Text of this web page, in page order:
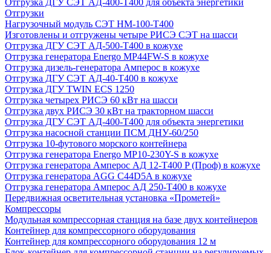
Отгрузка ДГУ СЭТ АД-400-Т400 для объекта энергетики
Отгрузки
Нагрузочный модуль СЭТ НМ-100-Т400
Изготовлены и отгружены четыре РИСЭ СЭТ на шасси
Отгрузка ДГУ СЭТ АД-500-Т400 в кожухе
Отгрузка генератора Energo MP44FW-S в кожухе
Отгрузка дизель-генератора Амперос в кожухе
Отгрузка ДГУ СЭТ АД-40-Т400 в кожухе
Отгрузка ДГУ TWIN ECS 1250
Отгрузка четырех РИСЭ 60 кВт на шасси
Отгрузка двух РИСЭ 30 кВт на тракторном шасси
Отгрузка ДГУ СЭТ АД-400-Т400 для объекта энергетики
Отгрузка насосной станции ПСМ ДНУ-60/250
Отгрузка 10-футового морского контейнера
Отгрузка генератора Energo MP10-230Y-S в кожухе
Отгрузка генератора Амперос АД 12-Т400 P (Проф) в кожухе
Отгрузка генератора AGG C44D5A в кожухе
Отгрузка генератора Амперос АД 250-Т400 в кожухе
Передвижная осветительная установка «Прометей»
Компрессоры
Модульная компрессорная станция на базе двух контейнеров
Контейнер для компрессорного оборудования
Контейнер для компрессорного оборудования 12 м